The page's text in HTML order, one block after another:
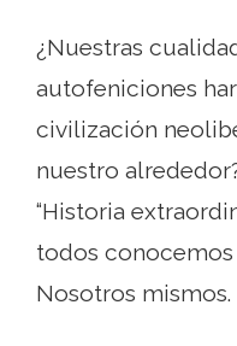
¿Nuestras
autofeniciones
civilización
nuestro
“Historia
todos conocemos
Nosotros mismos.